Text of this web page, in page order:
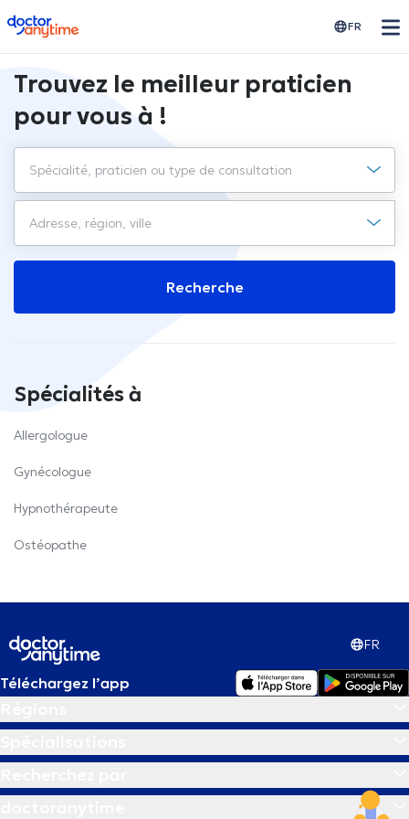
doctoranytime FR
Trouvez le meilleur praticien
pour vous à !
Recherche
Spécialités à
Allergologue
Gynécologue
Hypnothérapeute
Ostéopathe
FR
Téléchargez l’app